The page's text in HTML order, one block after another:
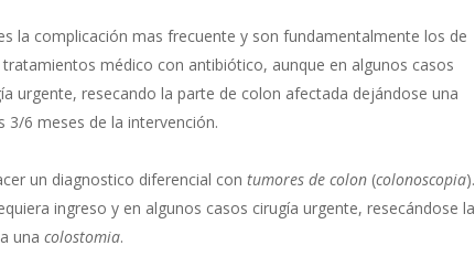
la complicación mas frecuente y son fundamentalmente los de
médico con antibiótico, aunque en algunos casos
urgente, resecando la parte de colon afectada dejándose una
6 meses de la intervención.
un diagnostico diferencial contumores de colon (colonoscopia).
ingreso y en algunos casos cirugía urgente, resecándose la
unacolostomia.